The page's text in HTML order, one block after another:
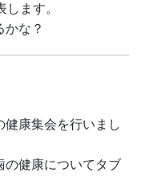
ます。
かな？
康集会を行いまし
の健康についてタブ